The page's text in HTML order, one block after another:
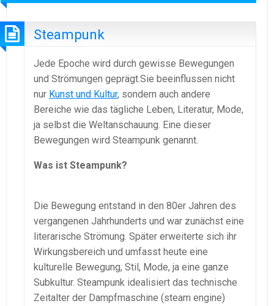
Steampunk
Jede Epoche wird durch gewisse Bewegungen
und Strömungen geprägt.Sie beeinflussen nicht
nur Kunst und Kultur, sondern auch andere
Bereiche wie das tägliche Leben, Literatur, Mode,
ja selbst die Weltanschauung. Eine dieser
Bewegungen wird Steampunk genannt.
Was ist Steampunk?
Die Bewegung entstand in den 80er Jahren des
vergangenen Jahrhunderts und war zunächst eine
literarische Strömung. Später erweiterte sich ihr
Wirkungsbereich und umfasst heute eine
kulturelle Bewegung, Stil, Mode, ja eine ganze
Subkultur. Steampunk idealisiert das technische
Zeitalter der Dampfmaschine (steam engine)